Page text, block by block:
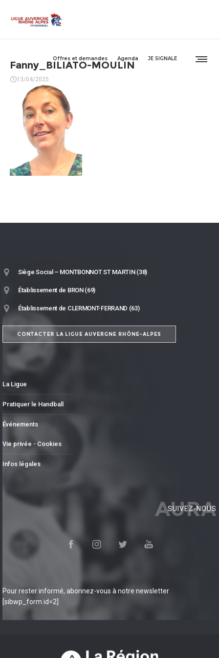
Offres et demandes Agenda JE SIGNALE
Fanny_BILIATO-MOULIN
13/04/2025
Siège Social – MONTBONNOT ST MARTIN (38)
Établissement de BRON (69)
Établissement de CLERMONT-FERRAND (63)
CONTACTER LA LIGUE AUVERGNE RHÔNE-ALPES
La Ligue
Pratiquer le Handball
Événements
Vie privée - Cookies
Infos légales
AURA
SUIVEZ-NOUS
Pour rester informé, abonnez-vous à notre newsletter
[sibwp_form id=2]